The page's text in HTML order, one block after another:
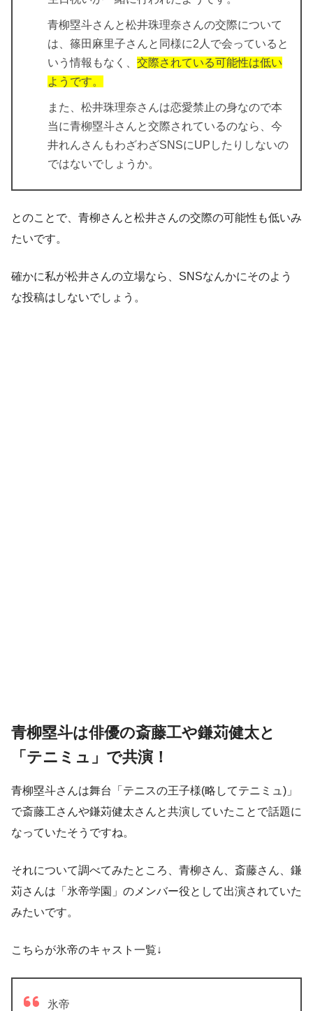
青柳塁斗さんと松井珠理奈さんの交際について
は、篠田麻里子さんと同様に2人で会っていると
いう情報もなく、 交際されている可能性は低い
ようです。
また、松井珠理奈さんは恋愛禁止の身なので本
当に青柳塁斗さんと交際されているのなら、今
井れんさんもわざわざSNSにUPしたりしないの
ではないでしょうか。
とのことで、青柳さんと松井さんの交際の可能性も低いみ
たいです。
確かに私が松井さんの立場なら、SNSなんかにそのよう
な投稿はしないでしょう。
青柳塁斗は俳優の斎藤工や鎌苅健太と
「テニミュ」で共演！
青柳塁斗さんは舞台「テニスの王子様(略してテニミュ)」
で斎藤工さんや鎌苅健太さんと共演していたことで話題に
なっていたそうですね。
それについて調べてみたところ、青柳さん、斎藤さん、鎌
苅さんは「氷帝学園」のメンバー役として出演されていた
みたいです。
こちらが氷帝のキャスト一覧↓
氷帝